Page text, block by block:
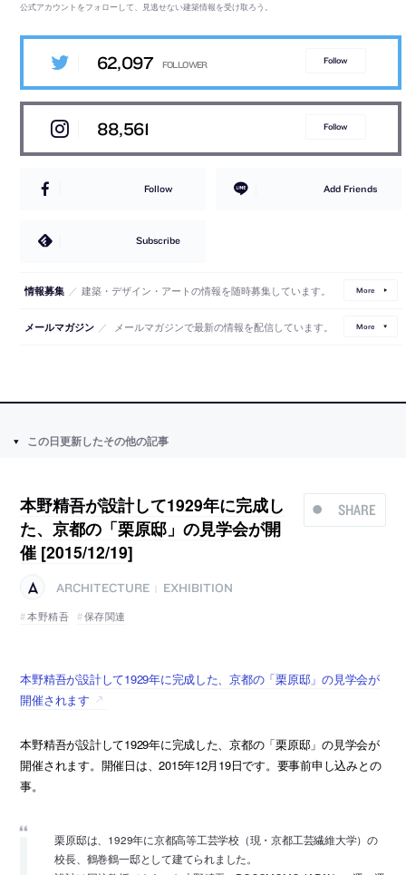
公式アカウントをフォローして、見逃せない建築情報を受け取ろう。
62,097 Follow
88,561 Follow
Follow Add Friends
Subscribe
情報募集 ／ 建築・デザイン・アートの情報を随時募集しています。 More
メールマガジン ／ メールマガジンで最新の情報を配信しています。 More
この日更新したその他の記事
SHARE
本野精吾が設計して1929年に完成し
た、京都の「栗原邸」の見学会が開
催 [2015/12/19]
ARCHITECTURE
EXHIBITION
本野精吾
保存関連
本野精吾が設計して1929年に完成した、京都の「栗原邸」の見学会が
開催されます
本野精吾が設計して1929年に完成した、京都の「栗原邸」の見学会が
開催されます。開催日は、2015年12月19日です。要事前申し込みとの
事。
栗原邸は、1929年に京都高等工芸学校（現・京都工芸繊維大学）の
校長、鶴巻鶴一邸として建てられました。